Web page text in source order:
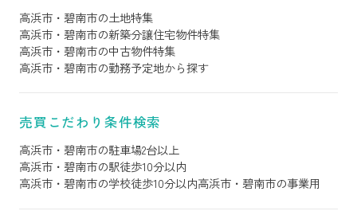
高浜市・碧南市の土地特集
高浜市・碧南市の新築分譲住宅物件特集
高浜市・碧南市の中古物件特集
高浜市・碧南市の勤務予定地から探す
売買こだわり条件検索
高浜市・碧南市の駐車場2台以上
高浜市・碧南市の駅徒歩10分以内
高浜市・碧南市の学校徒歩10分以内高浜市・碧南市の事業用